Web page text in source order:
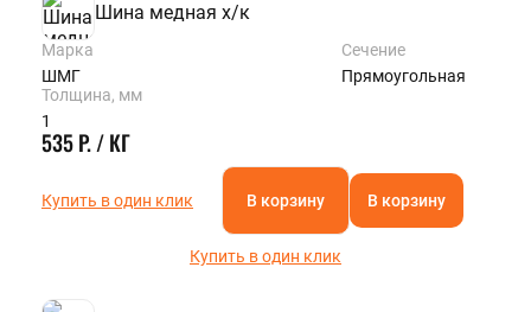
Шина медная х/к
Марка
ШМГ
Сечение
Прямоугольная
Толщина, мм
1
535 Р. / КГ
Купить в один клик В корзину В корзину
Купить в один клик